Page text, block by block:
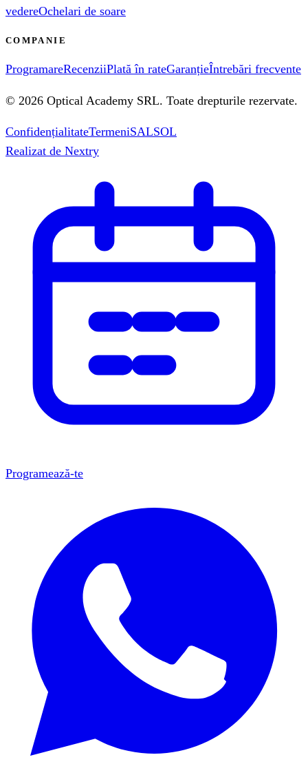
vedereOchelari de soare
COMPANIE
ProgramareRecenziiPlată în rateGaranțieÎntrebări frecvente
© 2026 Optical Academy SRL. Toate drepturile rezervate.
ConfidențialitateTermeniSALSOL
Realizat de Nextry
Programează-te